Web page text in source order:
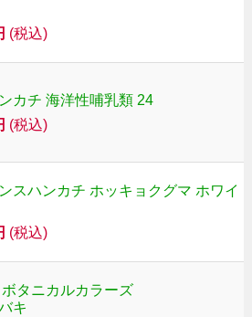
(税込)
カチ 海洋性哺乳類 24
(税込)
スハンカチ ホッキョクグマ ホワイ
(税込)
タニカルカラーズ
キ